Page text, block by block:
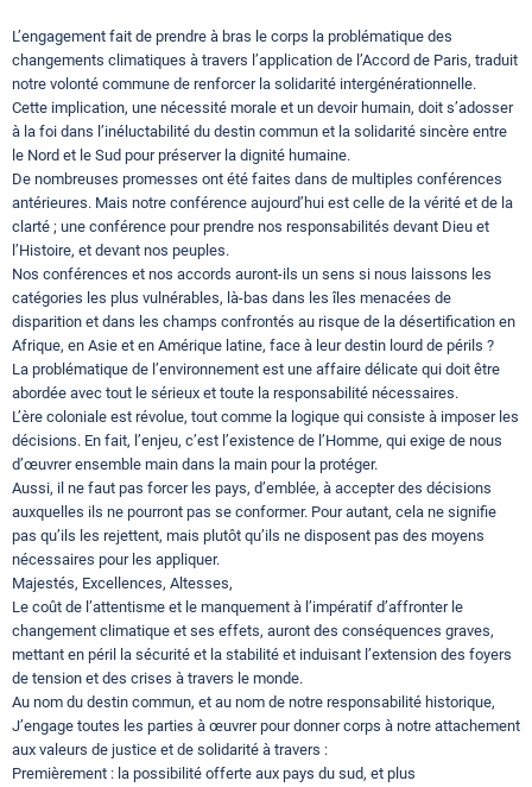
L’engagement fait de prendre à bras le corps la problématique des
changements climatiques à travers l’application de l’Accord de Paris, traduit
notre volonté commune de renforcer la solidarité intergénérationnelle.
Cette implication, une nécessité morale et un devoir humain, doit s’adosser
à la foi dans l’inéluctabilité du destin commun et la solidarité sincère entre
le Nord et le Sud pour préserver la dignité humaine.
De nombreuses promesses ont été faites dans de multiples conférences
antérieures. Mais notre conférence aujourd’hui est celle de la vérité et de la
clarté ; une conférence pour prendre nos responsabilités devant Dieu et
l’Histoire, et devant nos peuples.
Nos conférences et nos accords auront-ils un sens si nous laissons les
catégories les plus vulnérables, là-bas dans les îles menacées de
disparition et dans les champs confrontés au risque de la désertification en
Afrique, en Asie et en Amérique latine, face à leur destin lourd de périls ?
La problématique de l’environnement est une affaire délicate qui doit être
abordée avec tout le sérieux et toute la responsabilité nécessaires.
L’ère coloniale est révolue, tout comme la logique qui consiste à imposer les
décisions. En fait, l’enjeu, c’est l’existence de l’Homme, qui exige de nous
d’œuvrer ensemble main dans la main pour la protéger.
Aussi, il ne faut pas forcer les pays, d’emblée, à accepter des décisions
auxquelles ils ne pourront pas se conformer. Pour autant, cela ne signifie
pas qu’ils les rejettent, mais plutôt qu’ils ne disposent pas des moyens
nécessaires pour les appliquer.
Majestés, Excellences, Altesses,
Le coût de l’attentisme et le manquement à l’impératif d’affronter le
changement climatique et ses effets, auront des conséquences graves,
mettant en péril la sécurité et la stabilité et induisant l’extension des foyers
de tension et des crises à travers le monde.
Au nom du destin commun, et au nom de notre responsabilité historique,
J’engage toutes les parties à œuvrer pour donner corps à notre attachement
aux valeurs de justice et de solidarité à travers :
Premièrement : la possibilité offerte aux pays du sud, et plus